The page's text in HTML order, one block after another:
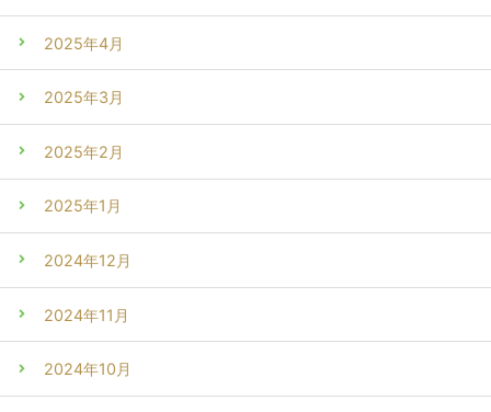
2025年4月
2025年3月
2025年2月
2025年1月
2024年12月
2024年11月
2024年10月